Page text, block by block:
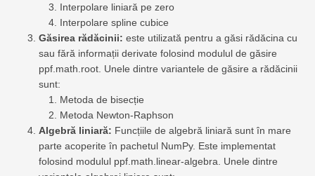
Interpolare liniară pe zero
Interpolare spline cubice
Găsirea rădăcinii: este utilizată pentru a găsi rădăcina cu
sau fără informații derivate folosind modulul de găsire
ppf.math.root. Unele dintre variantele de găsire a rădăcinii
sunt:
Metoda de bisecție
Metoda Newton-Raphson
Algebră liniară: Funcțiile de algebră liniară sunt în mare
parte acoperite în pachetul NumPy. Este implementat
folosind modulul ppf.math.linear-algebra. Unele dintre